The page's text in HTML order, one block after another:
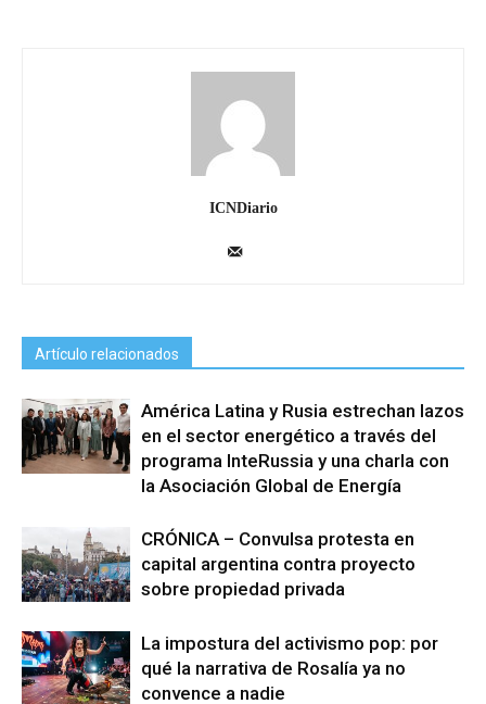
ICNDiario
Artículo relacionados
América Latina y Rusia estrechan lazos
en el sector energético a través del
programa InteRussia y una charla con
la Asociación Global de Energía
CRÓNICA – Convulsa protesta en
capital argentina contra proyecto
sobre propiedad privada
La impostura del activismo pop: por
qué la narrativa de Rosalía ya no
convence a nadie